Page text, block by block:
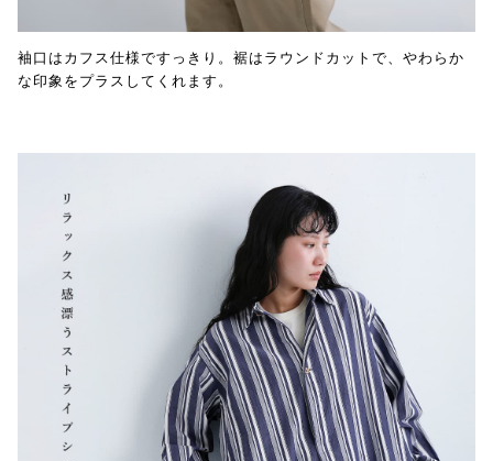
袖口はカフス仕様ですっきり。裾はラウンドカットで、やわらか
な印象をプラスしてくれます。